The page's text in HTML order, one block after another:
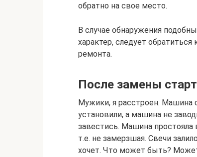
обратно на свое место.
В случае обнаружения
характер, следует
ремонта.
После замены
Мужики, я расстроен. Машина
установили, а машина не
завестись. Машина простояла
т.е. не замерзшая. Свечи
хочет. Что может быть? Может